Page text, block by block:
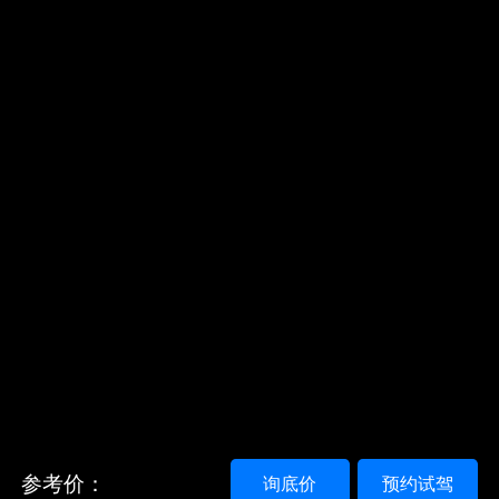
参考价： 预约试驾
询底价